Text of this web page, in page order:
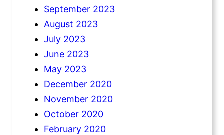
September 2023
August 2023
July 2023
June 2023
May 2023
December 2020
November 2020
October 2020
February 2020